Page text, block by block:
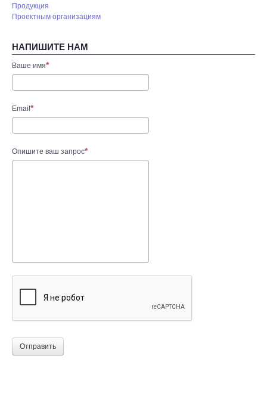
Продукция
Проектным организациям
НАПИШИТЕ НАМ
Ваше имя
Email
Опишите ваш запрос
Отправить